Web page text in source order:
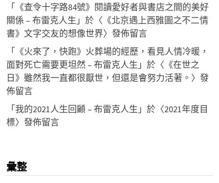
「 《查令十字路84號》閱讀愛好者與書店之間的美好
關係 – 布雷克人生 」於〈 《北京遇上西雅圖之不二情
書》文字交友的想像世界〉發佈留言
「 《火來了，快跑》火葬場的經歷，看見人情冷暖，
面對死亡需要更坦然 – 布雷克人生 」於〈 《在世之
日》雖然我一直都很厭世，但還是會努力活著。 〉發
佈留言
「我的2021人生回顧 – 布雷克人生 」於〈2021年度目
標〉發佈留言
彙整